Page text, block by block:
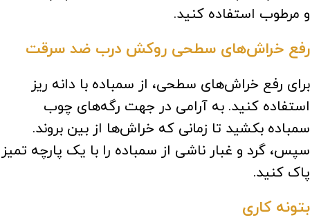
و مرطوب استفاده کنید.
رفع خراش‌های سطحی روکش درب ضد سرقت
برای رفع خراش‌های سطحی، از سمباده با دانه ریز
استفاده کنید. به آرامی در جهت رگه‌های چوب
سمباده بکشید تا زمانی که خراش‌ها از بین بروند.
سپس، گرد و غبار ناشی از سمباده را با یک پارچه تمیز
پاک کنید.
بتونه کاری